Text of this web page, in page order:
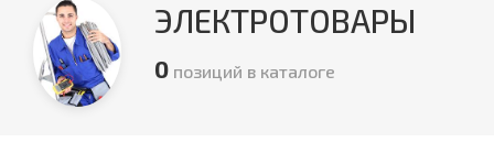
ЭЛЕКТРОТОВАРЫ
0 позиций в каталоге